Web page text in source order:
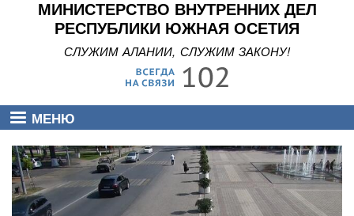
МИНИСТЕРСТВО ВНУТРЕННИХ ДЕЛ
РЕСПУБЛИКИ ЮЖНАЯ ОСЕТИЯ
СЛУЖИМ АЛАНИИ, СЛУЖИМ ЗАКОНУ!
МЕНЮ